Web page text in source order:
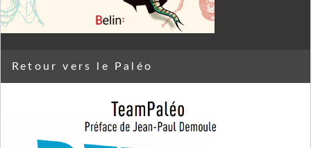
Retour vers le Paléo